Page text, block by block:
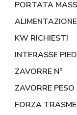
PORTATA
ALIMENTAZIONE
KW RICHIESTI
INTERASSE
ZAVORRE N°
ZAVORRE
FORZA